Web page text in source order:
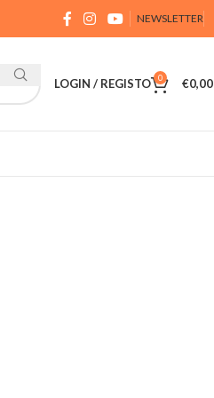
NEWSLETTER
LOGIN / REGISTO 0 €0,00